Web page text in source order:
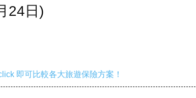
24日)
即可比較各大旅遊保險方案！